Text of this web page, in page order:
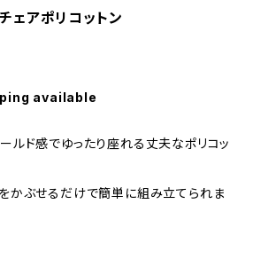
ェアポリコットン
available
ルド感でゆったり座れる丈夫なポリコッ
かぶせるだけで簡単に組み立てられま